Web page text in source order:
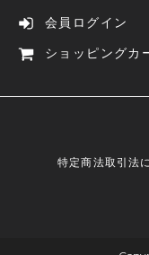
会員ログイン
ショッピングカ
特定商法取引法